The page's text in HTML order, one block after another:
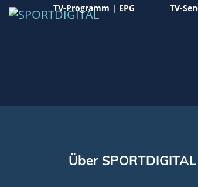
TV-Programm | EPG TV-
Über SPORTDIGITAL